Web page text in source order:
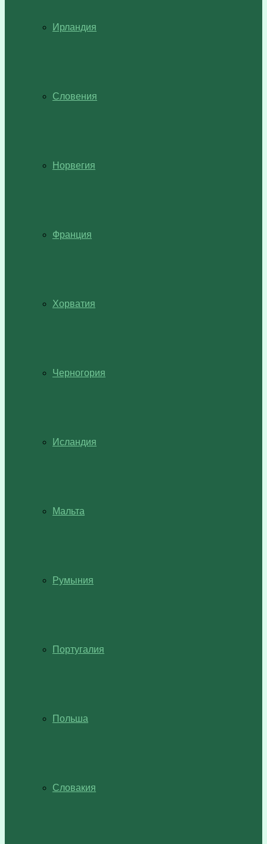
Ирландия
Словения
Норвегия
Франция
Хорватия
Черногория
Исландия
Мальта
Румыния
Португалия
Польша
Словакия